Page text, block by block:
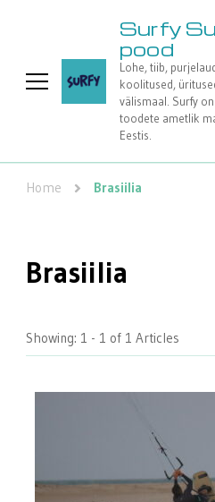
Surfy
pood
Lohe, tiib,
koolitused,
välismaal. Surfy
toodete ametlik
Eestis.
Home Brasiilia
Brasiilia
Showing: 1 - 1 of 1 Articles